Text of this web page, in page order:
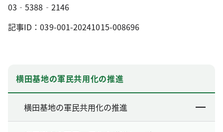
03‐5388‐2146
記事ID：039-001-20241015-008696
横田基地の軍民共用化の推進
横田基地の軍民共用化の推進